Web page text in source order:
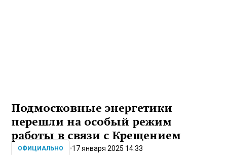
Подмосковные энергетики
перешли на особый режим
работы в связи с Крещением
ОФИЦИАЛЬНО 17 января 2025 14:33